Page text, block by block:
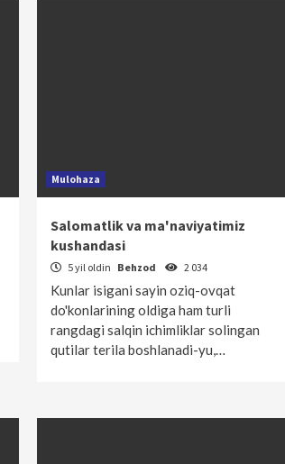
Mulohaza
Salomatlik va ma'naviyatimiz
kushandasi
5 yil oldin Behzod 2 034
Kunlar isigani sayin oziq-ovqat
do'konlarining oldiga ham turli
rangdagi salqin ichimliklar solingan
qutilar terila boshlanadi-yu,…